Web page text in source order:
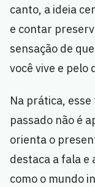
canto, a ideia
e contar
sensação de
você vive e pelo
Na prática,
passado não é
orienta o
destaca a fala
como o mundo